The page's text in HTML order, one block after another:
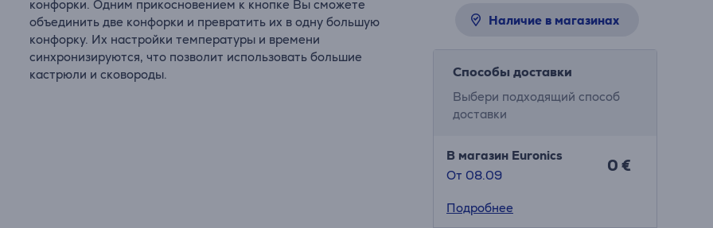
конфорки. Одним прикосновением к кнопке Вы сможете
объединить две конфорки и превратить их в одну большую
конфорку. Их настройки температуры и времени
синхронизируются, что позволит использовать большие
кастрюли и сковороды.
Наличие в магазинах
Способы доставки
Выбери подходящий способ
доставки
В магазин Euronics
От 08.09
0 €
Подробнее